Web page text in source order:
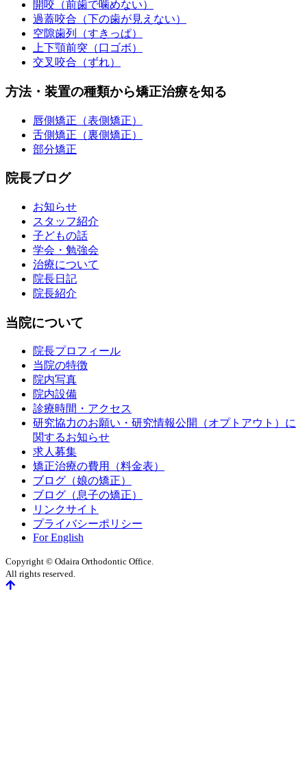
開咬（前歯で噛めない）
過蓋咬合（下の歯が見えない）
空隙歯列（すきっぱ）
上下顎前突（口ゴボ）
交叉咬合（ずれ）
方法・装置の種類から矯正治療を知る
唇側矯正（表側矯正）
舌側矯正（裏側矯正）
部分矯正
院長ブログ
お知らせ
スタッフ紹介
子どもの話
学会・勉強会
治療について
院長日記
院長紹介
当院について
院長プロフィール
当院の特徴
院内写真
院内設備
診療時間・アクセス
研究協力のお願い・研究情報公開（オプトアウト）に
関するお知らせ
求人募集
矯正治療の費用（料金表）
ブログ（娘の矯正）
ブログ（息子の矯正）
リンクサイト
プライバシーポリシー
For English
Copyright © Odaira Orthodontic Office.
All rights reserved.